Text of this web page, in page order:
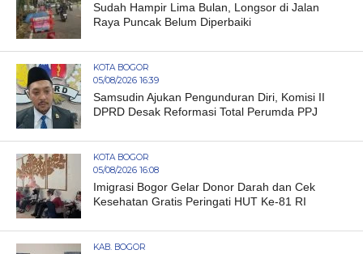
Sudah Hampir Lima Bulan, Longsor di Jalan
Raya Puncak Belum Diperbaiki
KOTA BOGOR
05/08/2026 16:39
Samsudin Ajukan Pengunduran Diri, Komisi II
DPRD Desak Reformasi Total Perumda PPJ
KOTA BOGOR
05/08/2026 16:08
Imigrasi Bogor Gelar Donor Darah dan Cek
Kesehatan Gratis Peringati HUT Ke-81 RI
KAB. BOGOR